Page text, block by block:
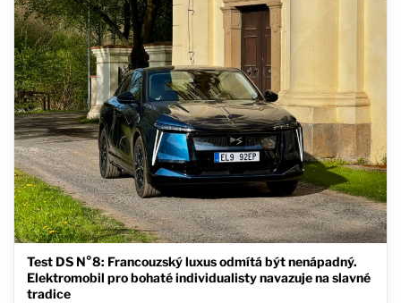
Test DS N°8: Francouzský luxus odmítá být nenápadný.
Elektromobil pro bohaté individualisty navazuje na slavné
tradice